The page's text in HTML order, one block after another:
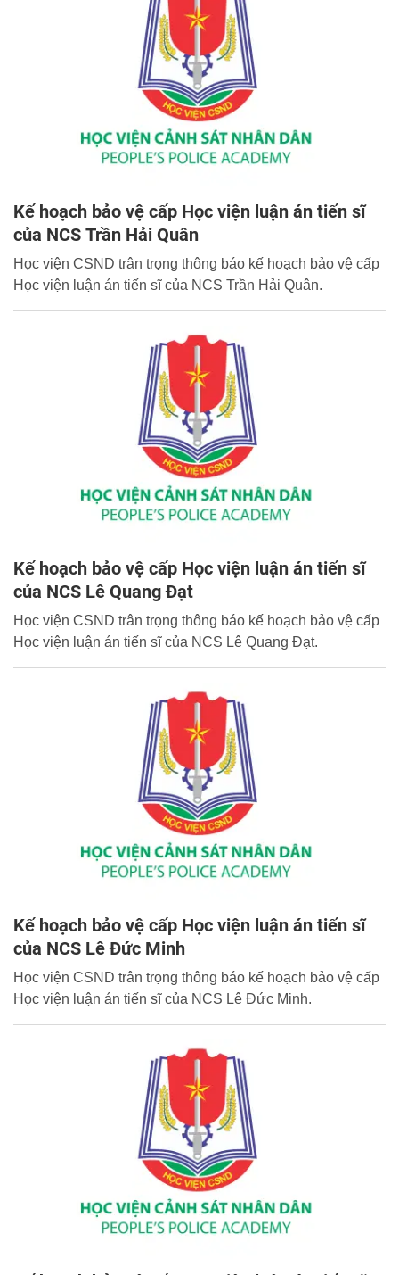
Kế hoạch bảo vệ cấp Học viện luận án tiến sĩ
của NCS Trần Hải Quân
Học viện CSND trân trọng thông báo kế hoạch bảo vệ cấp
Học viện luận án tiến sĩ của NCS Trần Hải Quân.
Kế hoạch bảo vệ cấp Học viện luận án tiến sĩ
của NCS Lê Quang Đạt
Học viện CSND trân trọng thông báo kế hoạch bảo vệ cấp
Học viện luận án tiến sĩ của NCS Lê Quang Đạt.
Kế hoạch bảo vệ cấp Học viện luận án tiến sĩ
của NCS Lê Đức Minh
Học viện CSND trân trọng thông báo kế hoạch bảo vệ cấp
Học viện luận án tiến sĩ của NCS Lê Đức Minh.